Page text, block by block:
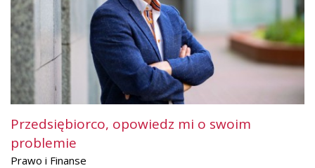
Przedsiębiorco, opowiedz mi o swoim
problemie
Prawo i Finanse